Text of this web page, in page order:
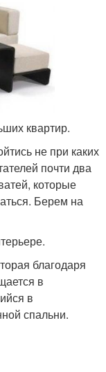
квартир.
не при каких
почти два
которые
Берем на
благодаря
в
в
спальни.